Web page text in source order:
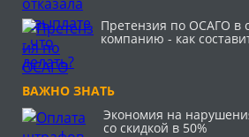
Претензия по ОСАГО в
компанию - как
ВАЖНО ЗНАТЬ
Экономия на
со скидкой в 50%